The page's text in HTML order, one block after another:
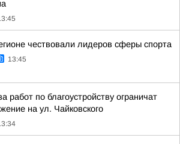
чествовали лидеров сферы спорта
13:45
работ по благоустройству ограничат
на ул. Чайковского